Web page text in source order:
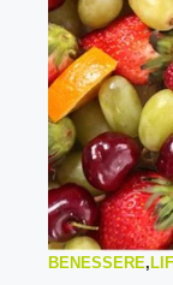
BENESSERE,